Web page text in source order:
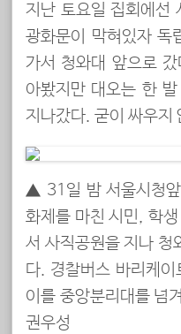
지난 토요일 집회에선
광화문이 막혀있자 독
가서 청와대 앞으로
아봤지만 대오는 한
지나갔다. 굳이 싸우지
▲ 31일 밤 서울시청
화제를 마친 시민, 학
서 사직공원을 지나 청
다. 경찰버스 바리케
이를 중앙분리대를 넘
권우성